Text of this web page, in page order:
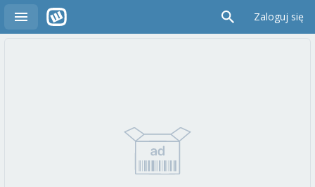
Zaloguj się